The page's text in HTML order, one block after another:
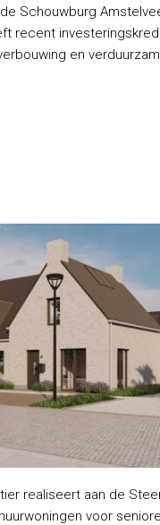
Schouwburg
recent
en
realiseert aan de
voor